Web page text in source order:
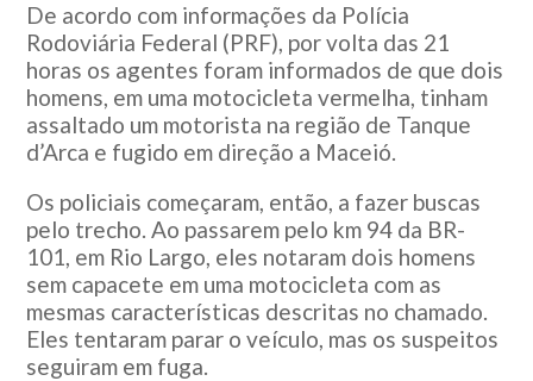
De acordo com informações da Polícia
Rodoviária Federal (PRF), por volta das 21
horas os agentes foram informados de que dois
homens, em uma motocicleta vermelha, tinham
assaltado um motorista na região de Tanque
d’Arca e fugido em direção a Maceió.
Os policiais começaram, então, a fazer buscas
pelo trecho. Ao passarem pelo km 94 da BR-
101, em Rio Largo, eles notaram dois homens
sem capacete em uma motocicleta com as
mesmas características descritas no chamado.
Eles tentaram parar o veículo, mas os suspeitos
seguiram em fuga.